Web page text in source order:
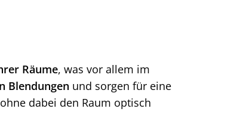
Räume, was vor allem im
Blendungen und sorgen für eine
dabei den Raum optisch